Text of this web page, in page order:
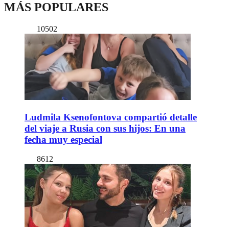
MÁS POPULARES
10502
Ludmila Ksenofontova compartió detalle
del viaje a Rusia con sus hijos: En una
fecha muy especial
8612